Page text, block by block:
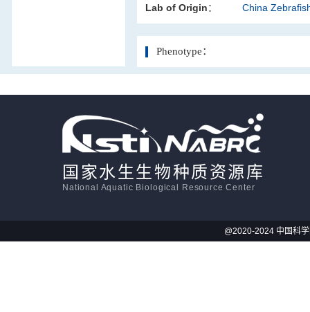
Lab of Origin： China
Phenotype：
国家水生生物种质资源库
National Aquatic Biological Resource Center
@2020-2024 中国科